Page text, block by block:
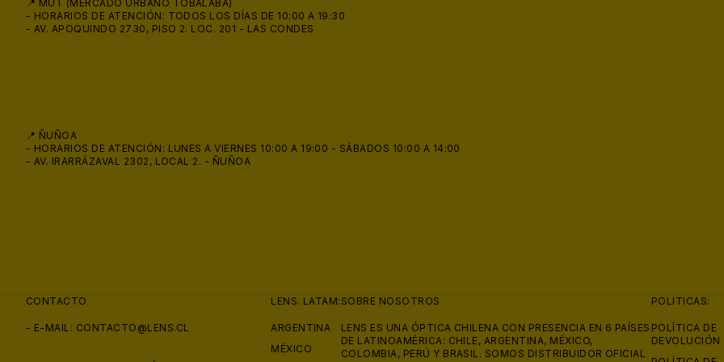
📍 MUT (MERCADO URBANO TOBALABA)
- HORARIOS DE ATENCIÓN: TODOS LOS DÍAS DE 10:00 A 19:30
- AV. APOQUINDO 2730, PISO 2. LOC. 201 - LAS CONDES
📍 ÑUÑOA
- HORARIOS DE ATENCIÓN: LUNES A VIERNES 10:00 A 19:00 - SÁBADOS 10:00 A 14:00
- AV. IRARRÁZAVAL 2302, LOCAL 2. - ÑUÑOA
CONTACTO
- E-MAIL: CONTACTO@LENS.CL
LENS. LATAM:
ARGENTINA
MÉXICO
SOBRE NOSOTROS
LENS ES UNA ÓPTICA CHILENA CON PRESENCIA EN 6 PAÍSES
DE LATINOAMÉRICA: CHILE, ARGENTINA, MÉXICO,
COLOMBIA, PERÚ Y BRASIL. SOMOS DISTRIBUIDOR OFICIAL
POLITICAS:
POLÍTICA DE
DEVOLUCIÓN